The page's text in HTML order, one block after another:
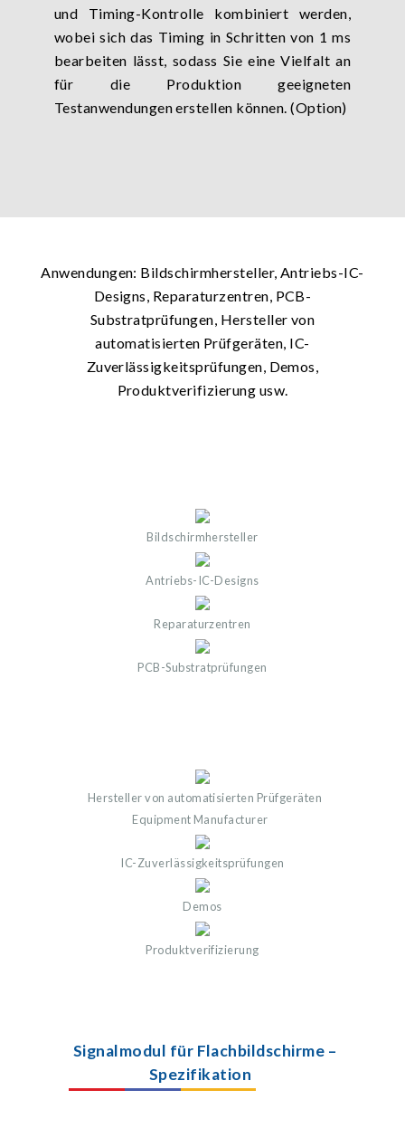
und Timing-Kontrolle kombiniert werden,
wobei sich das Timing in Schritten von 1 ms
bearbeiten lässt, sodass Sie eine Vielfalt an
für die Produktion geeigneten
Testanwendungen erstellen können. (Option)
Anwendungen: Bildschirmhersteller, Antriebs-IC-
Designs, Reparaturzentren, PCB-
Substratprüfungen, Hersteller von
automatisierten Prüfgeräten, IC-
Zuverlässigkeitsprüfungen, Demos,
Produktverifizierung usw.
Bildschirmhersteller
Antriebs-IC-Designs
Reparaturzentren
PCB-Substratprüfungen
Hersteller von automatisierten Prüfgeräten
Equipment Manufacturer
IC-Zuverlässigkeitsprüfungen
Demos
Produktverifizierung
Signalmodul für Flachbildschirme –
Spezifikation